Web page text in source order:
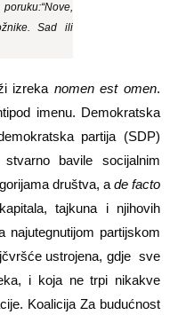
Sad ili
izreka nomen est omen.
imenu. Demokratska
partija (SDP)
bavile socijalnim
društva, ade facto
tajkuna i njihovih
najutegnutijom partijskom
ustrojena, gdje sve
i koja ne trpi nikakve
Koalicija Za budućnost